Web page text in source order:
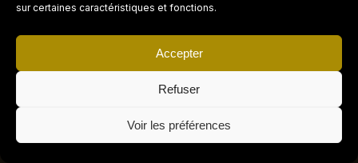
sur certaines caractéristiques et fonctions.
Accepter
Refuser
Voir les préférences
LEYES
en 2026: cómo
proteger eficazmente
su propiedad
Lire l'article
LEYES
AIRBNB / LOCATION
Déléguez la gestion
à Concierge Angels
Demander un devis gratuit →